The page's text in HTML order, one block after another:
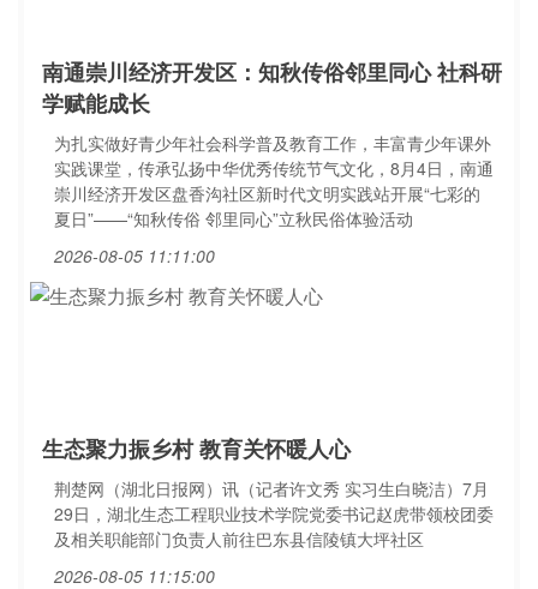
南通崇川经济开发区：知秋传俗邻里同心 社科研
学赋能成长
为扎实做好青少年社会科学普及教育工作，丰富青少年课外
实践课堂，传承弘扬中华优秀传统节气文化，8月4日，南通
崇川经济开发区盘香沟社区新时代文明实践站开展“七彩的
夏日”——“知秋传俗 邻里同心”立秋民俗体验活动
2026-08-05 11:11:00
生态聚力振乡村 教育关怀暖人心
荆楚网（湖北日报网）讯（记者许文秀 实习生白晓洁）7月
29日，湖北生态工程职业技术学院党委书记赵虎带领校团委
及相关职能部门负责人前往巴东县信陵镇大坪社区
2026-08-05 11:15:00